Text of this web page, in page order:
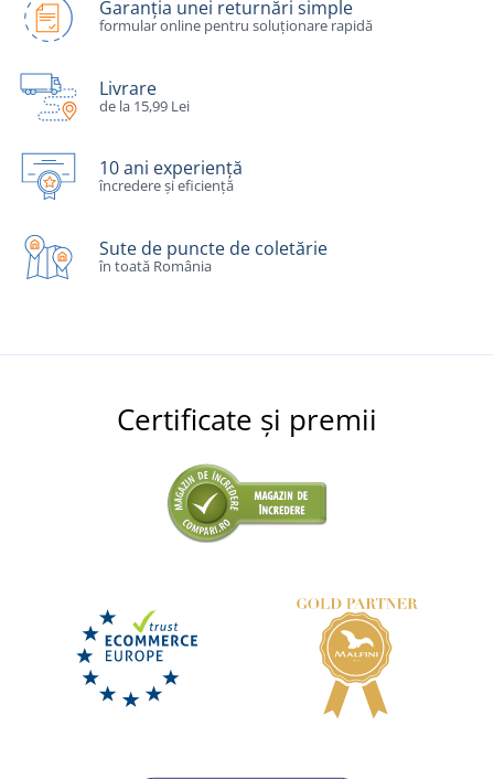
Garanția unei returnări simple
formular online pentru soluționare rapidă
Livrare
de la 15,99 Lei
10 ani experiență
încredere și eficiență
Sute de puncte de coletărie
în toată România
Certificate și premii